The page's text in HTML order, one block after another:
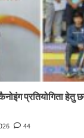
प्रतियोगिता हेतु
44